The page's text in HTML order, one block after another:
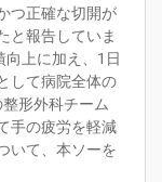
つ正確な切開が
と報告していま
上に加え、1日
して病院全体の
形外科チーム
手の疲労を軽減
いて、本ソーを